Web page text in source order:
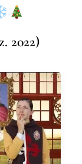
2022)